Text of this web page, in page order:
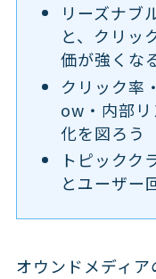
リーズナブ
と、クリッ
価が強くな
クリック率
ow・内部
化を図ろう
トピックク
とユーザー
オウンドメディ